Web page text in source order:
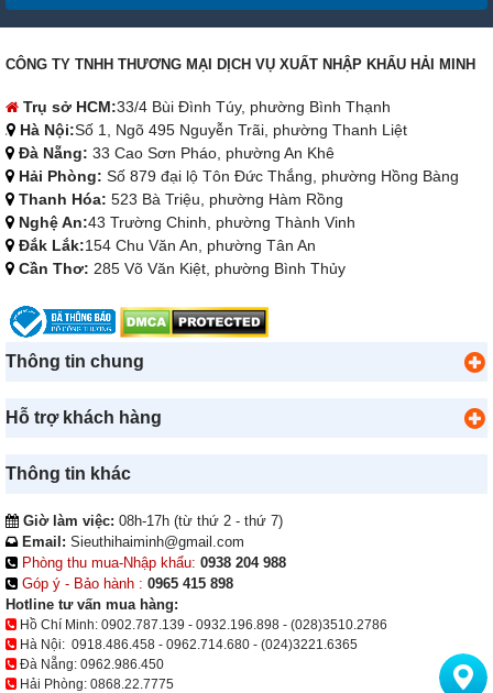
CÔNG TY TNHH THƯƠNG MẠI DỊCH VỤ XUẤT NHẬP KHẨU HẢI MINH
Trụ sở HCM:33/4 Bùi Đình Túy, phường Bình Thạnh
Hà Nội:Số 1, Ngõ 495 Nguyễn Trãi, phường Thanh Liệt
Đà Nẵng: 33 Cao Sơn Pháo, phường An Khê
Hải Phòng: Số 879 đại lộ Tôn Đức Thắng, phường Hồng Bàng
Thanh Hóa: 523 Bà Triệu, phường Hàm Rồng
Nghệ An:43 Trường Chinh, phường Thành Vinh
Đắk Lắk:154 Chu Văn An, phường Tân An
Cần Thơ: 285 Võ Văn Kiệt, phường Bình Thủy
Thông tin chung
Hỗ trợ khách hàng
Thông tin khác
Giờ làm việc: 08h-17h (từ thứ 2 - thứ 7)
Email: Sieuthihaiminh@gmail.com
Phòng thu mua-Nhập khẩu: 0938 204 988
Góp ý - Bảo hành : 0965 415 898
Hotline tư vấn mua hàng:
Hồ Chí Minh: 0902.787.139 - 0932.196.898 - (028)3510.2786
Hà Nội: 0918.486.458 - 0962.714.680 - (024)3221.6365
Đà Nẵng: 0962.986.450
Hải Phòng: 0868.22.7775